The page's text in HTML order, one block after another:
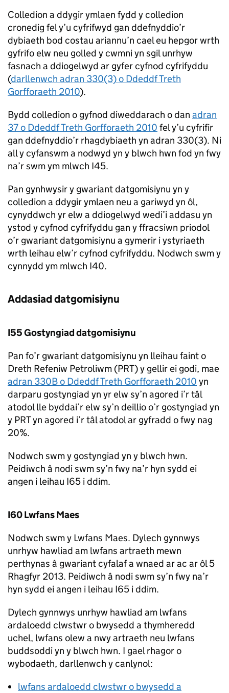
Colledion a ddygir ymlaen fydd y colledion
cronedig fel y’u cyfrifwyd gan ddefnyddio’r
dybiaeth bod costau ariannu’n cael eu hepgor wrth
gyfrifo elw neu golled y cwmni yn sgil unrhyw
fasnach a ddiogelwyd ar gyfer cyfnod cyfrifyddu
(darllenwch adran 330(3) o Ddeddf Treth
Gorfforaeth 2010).
Bydd colledion o gyfnod diweddarach o dan adran
37 o Ddeddf Treth Gorfforaeth 2010 fel y’u cyfrifir
gan ddefnyddio’r rhagdybiaeth yn adran 330(3). Ni
all y cyfanswm a nodwyd yn y blwch hwn fod yn fwy
na’r swm ym mlwch I45.
Pan gynhwysir y gwariant datgomisiynu yn y
colledion a ddygir ymlaen neu a gariwyd yn ôl,
cynyddwch yr elw a ddiogelwyd wedi’i addasu yn
ystod y cyfnod cyfrifyddu gan y ffracsiwn priodol
o’r gwariant datgomisiynu a gymerir i ystyriaeth
wrth leihau elw’r cyfnod cyfrifyddu. Nodwch swm y
cynnydd ym mlwch I40.
Addasiad datgomisiynu
I55 Gostyngiad datgomisiynu
Pan fo’r gwariant datgomisiynu yn lleihau faint o
Dreth Refeniw Petroliwm (PRT) y gellir ei godi, mae
adran 330B o Ddeddf Treth Gorfforaeth 2010 yn
darparu gostyngiad yn yr elw sy’n agored i’r tâl
atodol lle byddai’r elw sy’n deillio o’r gostyngiad yn
y PRTyn agored i’r tâl atodol ar gyfradd o fwy nag
20%.
Nodwch swm y gostyngiad yn y blwch hwn.
Peidiwch â nodi swm sy’n fwy na’r hyn sydd ei
angen i leihau I65 i ddim.
I60 Lwfans Maes
Nodwch swm y Lwfans Maes. Dylech gynnwys
unrhyw hawliad am lwfans artraeth mewn
perthynas â gwariant cyfalaf a wnaed ar ac ar ôl 5
Rhagfyr 2013. Peidiwch â nodi swm sy’n fwy na’r
hyn sydd ei angen i leihau I65 i ddim.
Dylech gynnwys unrhyw hawliad am lwfans
ardaloedd clwstwr o bwysedd a thymheredd
uchel, lwfans olew a nwy artraeth neu lwfans
buddsoddi yn y blwch hwn. I gael rhagor o
wybodaeth, darllenwch y canlynol:
lwfans ardaloedd clwstwr o bwysedd a